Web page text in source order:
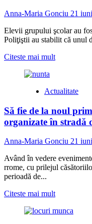
la
Colegiul
Ştefan
Bănulescu
Călăraşi
să
raporturi
sexuale
în
internat
Anna-Maria Gonciu 21
Elevii grupului şcolar au
Poliţiştii au stabilit că unul
Citeste mai multRead
care
violat-
o
pe
eleva
de
la
grupul
Bănulescu
fost
Actualitate
Să fie de la noul
organizate în stradă
Anna-Maria Gonciu 21
Având în vedere
rrome, cu prilejul
perioadă de...
Citeste mai multRead
about